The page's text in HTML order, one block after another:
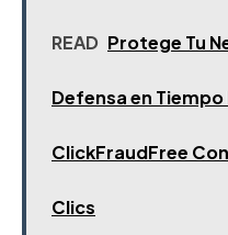
READ Protege Tu
Defensa en Tiempo
ClickFraudFree
Clics